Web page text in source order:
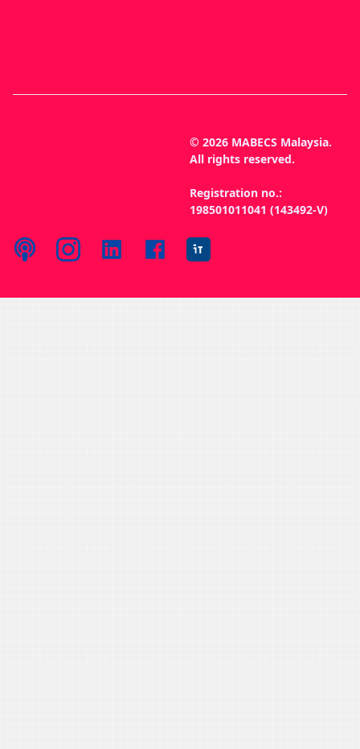
© 2026 MABECS Malaysia.
All rights reserved.
Registration no.:
198501011041 (143492-V)